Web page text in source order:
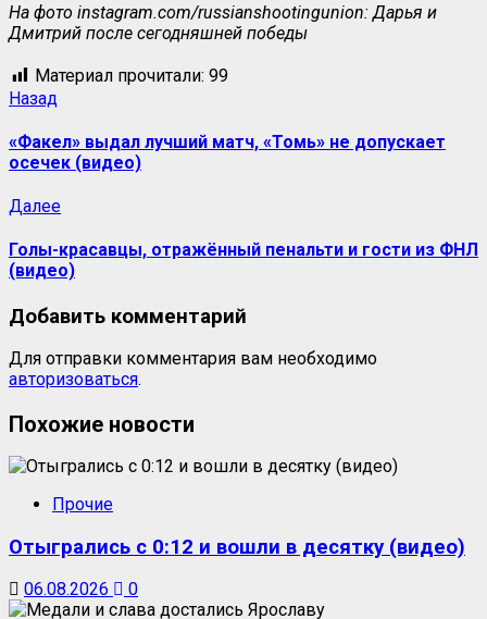
На фото instagram.com/russianshootingunion: Дарья и
Дмитрий после сегодняшней победы
Материал прочитали: 99
Навигация
записи
Назад
«Факел» выдал лучший матч, «Томь» не допускает
осечек (видео)
ДалееСледующая
Голы-красавцы, отражённый пенальти и гости из ФНЛ
(видео)
Добавить комментарий
Для отправки комментария вам необходимо
авторизоваться.
Похожие новости
Прочие
Отыгрались с 0:12 и вошли в десятку (видео)
06.08.2026 0